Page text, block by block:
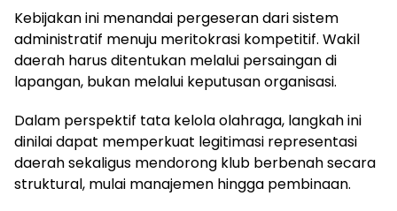
Kebijakan ini menandai pergeseran dari sistem
administratif menuju meritokrasi kompetitif. Wakil
daerah harus ditentukan melalui persaingan di
lapangan, bukan melalui keputusan organisasi.
Dalam perspektif tata kelola olahraga, langkah ini
dinilai dapat memperkuat legitimasi representasi
daerah sekaligus mendorong klub berbenah secara
struktural, mulai manajemen hingga pembinaan.